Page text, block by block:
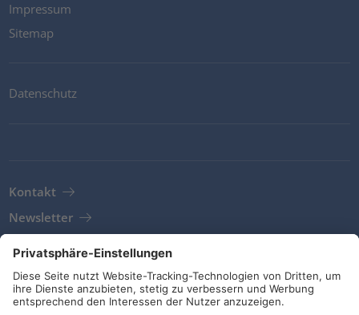
Impressum
Sitemap
Datenschutz
Kontakt
Newsletter
AGB
Richtlinien und Bekentnisse